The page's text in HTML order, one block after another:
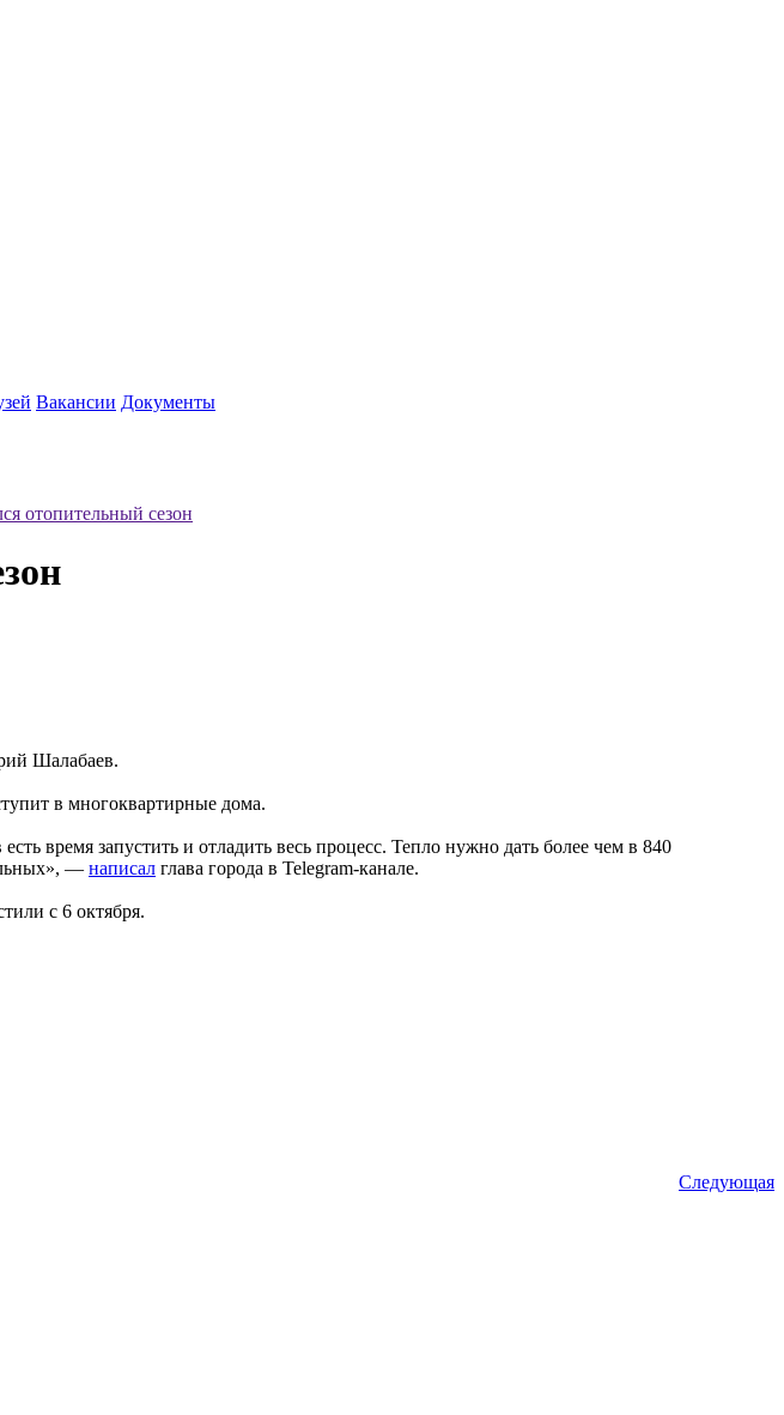
Вакансии Документы
отопительный сезон
Шалабаев.
в многоквартирные дома.
время запустить и отладить весь процесс. Тепло нужно дать более чем в 840
— написал глава города в Telegram-канале.
с 6 октября.
Следующая